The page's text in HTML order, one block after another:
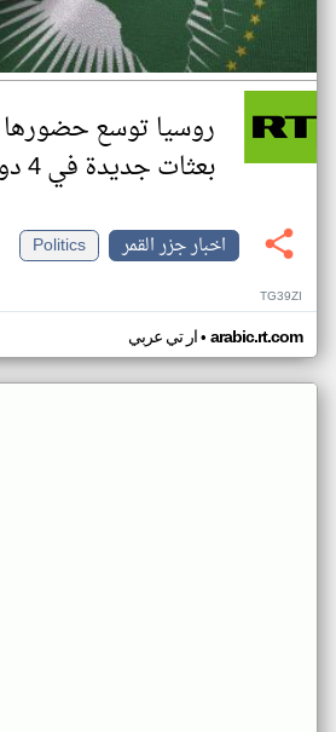
روسيا توسع حضورها
بعثات جديدة في 4 دول أفريقية
اخبار جزر القمر
Politics
TG39ZI
ار تي عربي• arabic.rt.com